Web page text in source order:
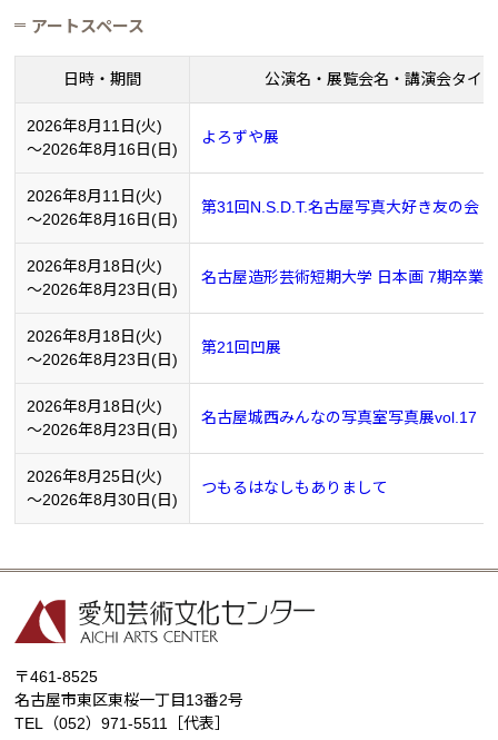
アートスペース
日時・期間 公演名・展覧会名・講演会タイ
2026年8月11日(火)
～2026年8月16日(日)
よろずや展
2026年8月11日(火)
～2026年8月16日(日)
第31回N.S.D.T.名古屋写真大好き友の会
2026年8月18日(火)
～2026年8月23日(日)
名古屋造形芸術短期大学 日本画 7期卒業
2026年8月18日(火)
～2026年8月23日(日)
第21回凹展
2026年8月18日(火)
～2026年8月23日(日)
名古屋城西みんなの写真室写真展vol.17
2026年8月25日(火)
～2026年8月30日(日)
つもるはなしもありまして
〒461-8525
名古屋市東区東桜一丁目13番2号
TEL
（052）971-5511 ［代表］